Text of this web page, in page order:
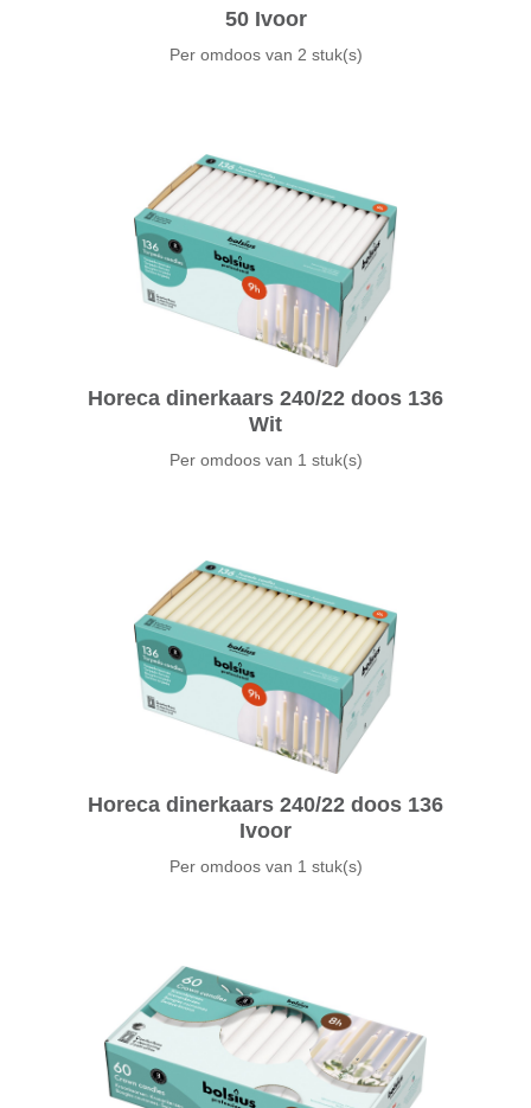
50 Ivoor
Per omdoos van 2 stuk(s)
Horeca dinerkaars 240/22 doos 136
Wit
Per omdoos van 1 stuk(s)
Horeca dinerkaars 240/22 doos 136
Ivoor
Per omdoos van 1 stuk(s)